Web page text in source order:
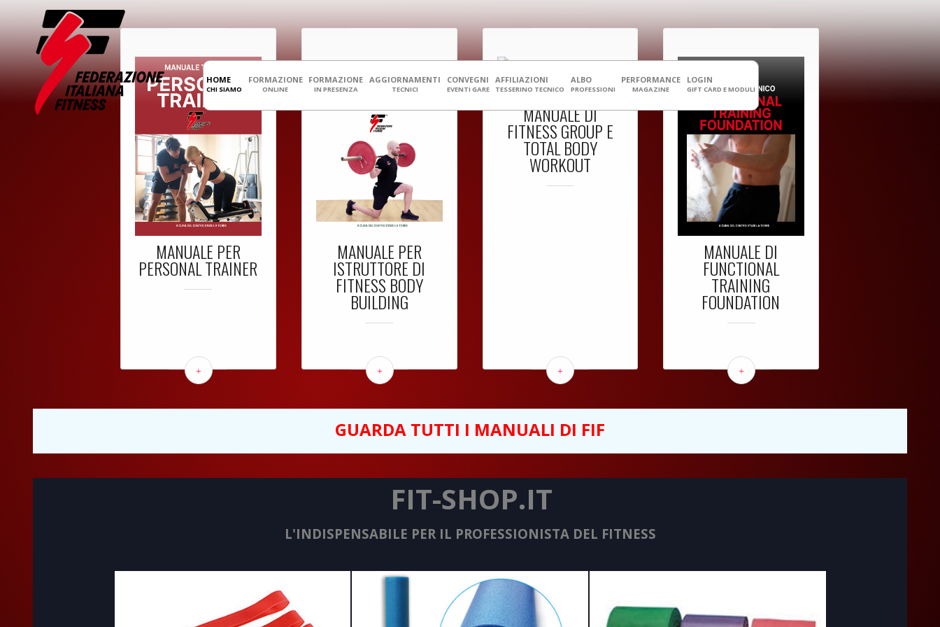
HOME
CHI SIAMO
FORMAZIONE
ONLINE
FORMAZIONE
IN PRESENZA
AGGIORNAMENTI
TECNICI
CONVEGNI
EVENTI GARE
AFFILIAZIONI
TESSERINO TECNICO
ALBO
PROFESSIONI
PERFORMANCE
MAGAZINE
LOGIN
GIFT CARD E MODULI
MANUALE PER
PERSONAL TRAINER
+
MANUALE PER
ISTRUTTORE DI
FITNESS BODY
BUILDING
+
MANUALE DI
FITNESS GROUP E
TOTAL BODY
WORKOUT
+
MANUALE DI
FUNCTIONAL
TRAINING
FOUNDATION
+
GUARDA TUTTI I MANUALI DI FIF
FIT-SHOP.IT
L'INDISPENSABILE PER IL PROFESSIONISTA DEL FITNESS